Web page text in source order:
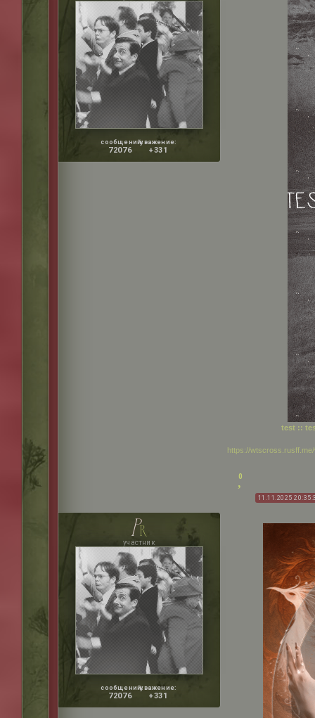
сообщений:
72076
уважение:
+331
test ::
https://
0
11.11.2025
pr
участник
сообщений:
72076
уважение:
+331